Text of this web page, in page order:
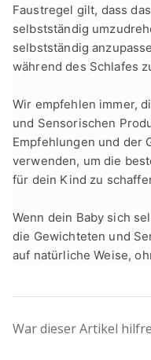
Faustregel gilt, dass
selbstständig
selbstständig
während des Schlafes
Wir empfehlen immer,
und Sensorischen
Empfehlungen und der
verwenden, um die
für dein Kind zu
Wenn dein Baby sich
die Gewichteten und S
auf natürliche Weise,
War dieser Artikel